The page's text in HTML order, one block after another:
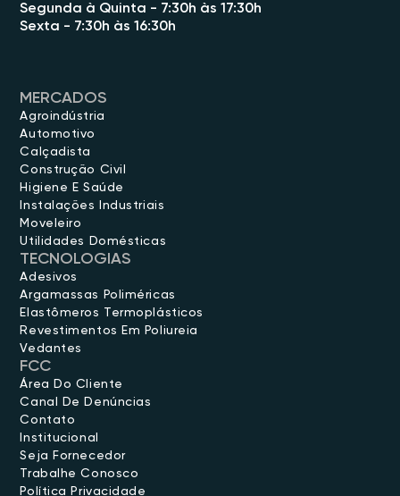
MERCADOS
Agroindústria
Automotivo
Calçadista
Construção Civil
Higiene E Saúde
Instalações Industriais
Moveleiro
Utilidades Domésticas
TECNOLOGIAS
Adesivos
Argamassas Poliméricas
Elastômeros Termoplásticos
Revestimentos Em Poliureia
Vedantes
FCC
Área Do Cliente
Canal De Denúncias
Contato
Institucional
Seja Fornecedor
Trabalhe Conosco
Política Privacidade
Segunda à Quinta - 7:30h às 17:30h
Sexta - 7:30h às 16:30h